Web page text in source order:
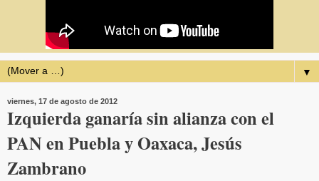
▼
viernes, 17 de agosto de 2012
Izquierda ganaría sin alianza con el
PAN en Puebla y Oaxaca, Jesús
Zambrano